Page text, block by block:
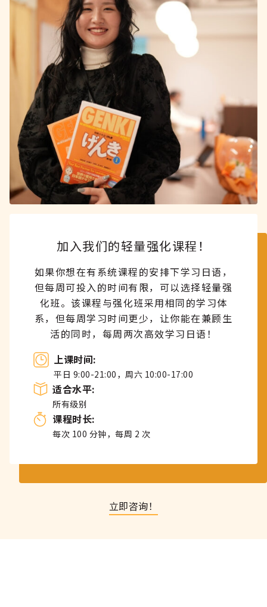
加入我们的轻量强化课程！
如果你想在有系统课程的安排下学习日语，
但每周可投入的时间有限，可以选择轻量强
化班。该课程与强化班采用相同的学习体
系，但每周学习时间更少，让你能在兼顾生
活的同时，每周两次高效学习日语！
上课时间:
平日 9:00-21:00，周六 10:00-17:00
适合水平:
所有级别
课程时长:
每次 100 分钟，每周 2 次
立即咨询！